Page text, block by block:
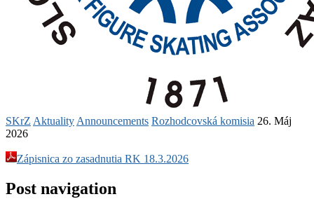
SKrZ Aktuality Announcements Rozhodcovská komisia 26. Máj
2026
Zápisnica zo zasadnutia RK 18.3.2026
Post navigation